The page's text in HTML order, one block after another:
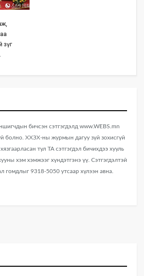
зүг
бичсэн сэтгэгдэлд www.WEBS.mn
болно. ХХЗХ-ны журмын дагуу зүй зохисгүй
тул ТА сэтгэгдэл бичихдээ хууль
хэм хэмжээг хүндэтгэнэ үү. Сэтгэгдэлтэй
гомдлыг 9318-5050 утсаар хүлээн авна.